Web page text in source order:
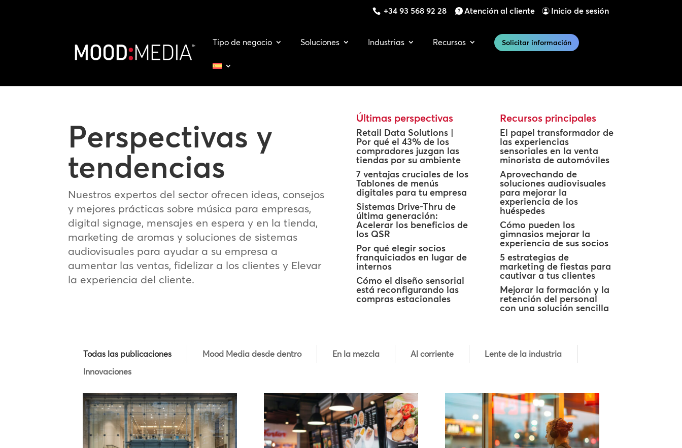
+34 93 568 92 28 Atención al cliente Inicio de sesión
Tipo de negocio Soluciones Industrias Recursos Solicitar información
Perspectivas y
tendencias
Nuestros expertos del sector ofrecen ideas, consejos
y mejores prácticas sobre música para empresas,
digital signage, mensajes en espera y en la tienda,
marketing de aromas y soluciones de sistemas
audiovisuales para ayudar a su empresa a
aumentar las ventas, fidelizar a los clientes y Elevar
la experiencia del cliente.
Últimas perspectivas
Retail Data Solutions |
Por qué el 43% de los
compradores juzgan las
tiendas por su ambiente
7 ventajas cruciales de los
Tablones de menús
digitales para tu empresa
Sistemas Drive-Thru de
última generación:
Acelerar los beneficios de
los QSR
Por qué elegir socios
franquiciados en lugar de
internos
Cómo el diseño sensorial
está reconfigurando las
compras estacionales
Recursos principales
El papel transformador de
las experiencias
sensoriales en la venta
minorista de automóviles
Aprovechando de
soluciones audiovisuales
para mejorar la
experiencia de los
huéspedes
Cómo pueden los
gimnasios mejorar la
experiencia de sus socios
5 estrategias de
marketing de fiestas para
cautivar a tus clientes
Mejorar la formación y la
retención del personal
con una solución sencilla
Todas las publicaciones Mood Media desde dentro En la mezcla Al corriente
Lente de la industria
Innovaciones